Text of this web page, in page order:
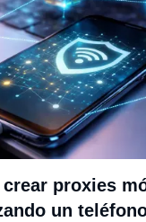
crear proxies
un